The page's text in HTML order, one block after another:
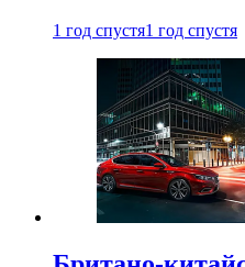
1 год спустя1 год спустя